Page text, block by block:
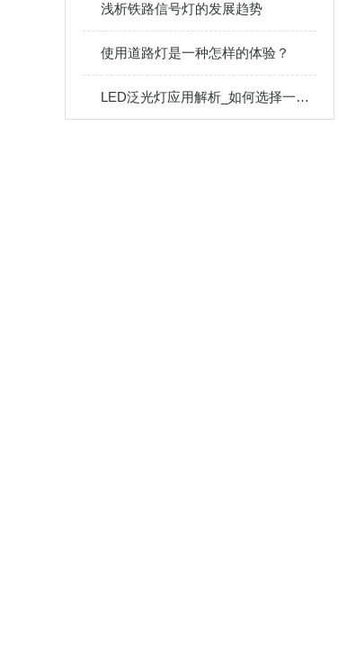
浅析铁路信号灯的发展趋势
使用道路灯是一种怎样的体验？
LED泛光灯应用解析_如何选择一款合适的LED泛光灯